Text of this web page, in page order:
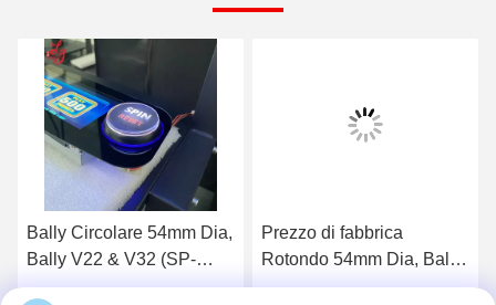
Dia,
Prezzo di fabbrica
Rotondo 54mm Dia, Bally
V22 & V32 (SP-RND-
Bottone Bally,
diametro 54 mm, Bally
V22 e V32 (SP-RND-